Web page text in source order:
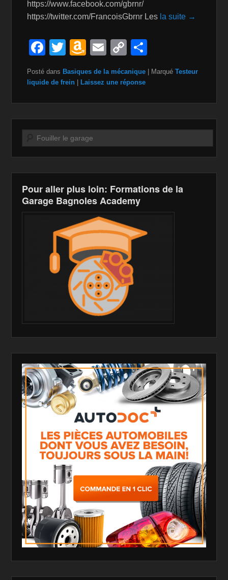
https://www.facebook.com/gbrnr/
https://twitter.com/FrancoisGbrnr Les la suite →
F
c
o
o
k
T
tt
A
a
n
W
is
h
Li
st
E
m
ail
C
p
n
k
ta
Posté dans Basiques de la mécanique Marqué Testeur
liquide de frein
Laissez une réponse
Recherche
Pour aller plus loin: Formations de la
Garage Bagnoles Academy